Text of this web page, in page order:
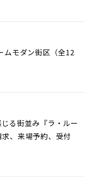
ムモダン街区（全12
る街並み『ラ・ルー
、来場予約、受付